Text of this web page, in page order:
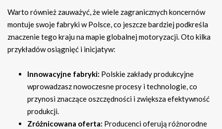
Warto również zauważyć, że wiele zagranicznych koncernów
montuje swoje fabryki w Polsce, co jeszcze bardziej podkreśla
znaczenie tego kraju na mapie globalnej motoryzacji. Oto kilka
przykładów osiągnięć i inicjatyw:
Innowacyjne fabryki: Polskie zakłady produkcyjne
wprowadzasz nowoczesne procesy i technologie, co
przynosi znaczące oszczędności i zwiększa efektywność
produkcji.
Zróżnicowana oferta: Producenci oferują różnorodne